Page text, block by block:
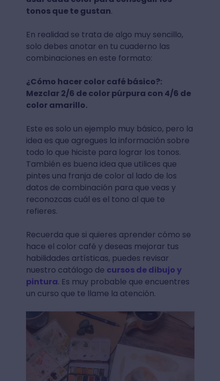
tonos que te gustan.
En realidad se trata de algo muy sencillo,
solo debes anotar en tu cuaderno las
combinaciones en este formato:
¿Cómo hacer color café básico?:
Mezclar 2/6 de color púrpura con 4/6 de
color amarillo.
Este es solo un ejemplo muy básico, pero la
idea es que agregues la información sobre
todo lo que hiciste para lograr los tonos.
También es buena idea que utilices que
pintes una franja de color al lado de los
datos de combinación para que veas y
reconozcas cuál es el tono al que te
refieres.
Recuerda que si quieres aprender cómo se
hace el color café y deseas mejorar tus
habilidades artísticas, puedes revisar
nuestro catálogo de cursos de dibujo y
pintura. Es muy probable que encuentres
un curso que te llame la atención.